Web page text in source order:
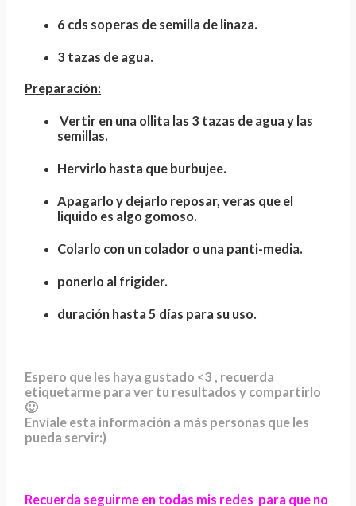
6 cds soperas de semilla de linaza.
3 tazas de agua.
Preparacíón:
Vertir en una ollita las 3 tazas de agua y las
semillas.
Hervirlo hasta que burbujee.
Apagarlo y dejarlo reposar, veras que el
liquido es algo gomoso.
Colarlo con un colador o una panti-media.
ponerlo al frigider.
duración hasta 5 días para su uso.
Espero que les haya gustado <3 , recuerda
etiquetarme para ver tu resultados y compartirlo
🙂
Envíale esta información a más personas que les
pueda servir:)
Recuerda seguirme en todas mis redes para que no